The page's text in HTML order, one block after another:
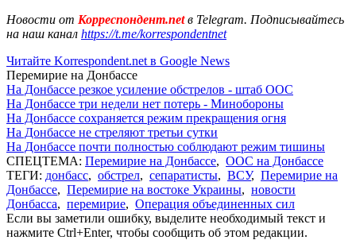
Новости от Корреспондент.netв Telegram. Подписывайтесь
на наш канал https://t.me/korrespondentnet
Читайте Korrespondent.net в Google News
Перемирие на Донбассе
На Донбассе резкое усиление обстрелов - штаб ООС
На Донбассе три недели нет потерь - Минобороны
На Донбассе сохраняется режим прекращения огня
На Донбассе не стреляют третьи сутки
На Донбассе почти полностью соблюдают режим тишины
СПЕЦТЕМА: Перемирие на Донбассе, ООС на Донбассе
ТЕГИ: донбасс, обстрел, сепаратисты, ВСУ, Перемирие на
Донбассе, Перемирие на востоке Украины, новости
Донбасса, перемирие, Операция объединенных сил
Если вы заметили ошибку, выделите необходимый текст и
нажмите Ctrl+Enter, чтобы сообщить об этом редакции.